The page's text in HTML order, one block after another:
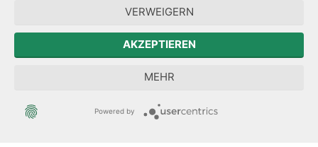
Forum Mitteleuropa
Der Sächsische Integrationsbeauftragte
Sächsische Landesbeauftragte zur Aufarbeitung der SED-
VERWEIGERN
AKZEPTIEREN
MEHR
Powered by